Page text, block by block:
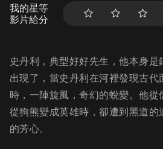
我的星等
影片給分
史丹利，典型好好先生，他本身
出現了，當史丹利在河裡發現古
時，一陣旋風，奇幻的蛻變。他
從狗熊變成英雄時，卻遭到黑道
的芳心。